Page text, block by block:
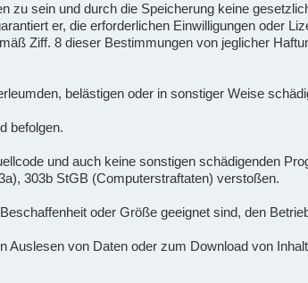
zu sein und durch die Speicherung keine
er, die erforderlichen Einwilligungen oder
Ziff. 8 dieser Bestimmungen von jeglicher
belästigen oder in sonstiger Weise
befolgen.
und auch keine sonstigen schädigenden
303b StGB (Computerstraftaten) verstoßen.
oder Größe geeignet sind, den
von Daten oder zum Download von